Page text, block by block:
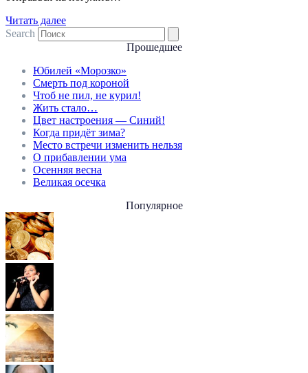
Читать далее
Search
Прошедшее
Юбилей «Морозко»
Смерть под короной
Чтоб не пил, не курил!
Жить стало…
Цвет настроения — Синий!
Когда придёт зима?
Место встречи изменить нельзя
О прибавлении ума
Осенняя весна
Великая осечка
Популярное